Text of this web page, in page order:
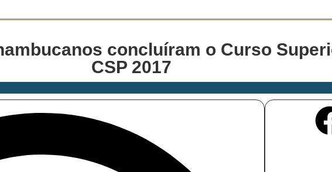
concluíram o Curso
CSP 2017